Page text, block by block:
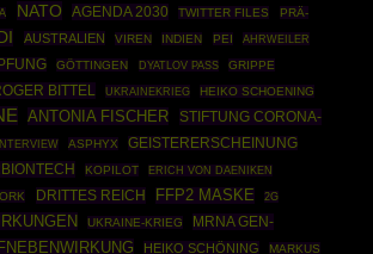
NATO AGENDA 2030 TWITTER FILES
PRÄ-
AUSTRALIEN VIREN INDIEN PEI
AHRWEILER
GÖTTINGEN DYATLOV PASS GRIPPE
BITTEL UKRAINEKRIEG HEIKO SCHOENING
ANTONIA FISCHER
STIFTUNG CORONA-
INTERVIEW ASPHYX
GEISTERERSCHEINUNG
KOPILOT ERICH VON DAENIKEN
DRITTES REICH FFP2 MASKE 2G
UKRAINE-KRIEG
MRNA GEN-
HEIKO SCHÖNING
MARKUS